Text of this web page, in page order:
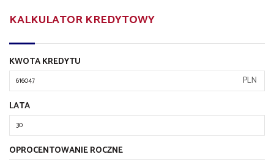
KALKULATOR KREDYTOWY
KWOTA KREDYTU
PLN
LATA
OPROCENTOWANIE ROCZNE